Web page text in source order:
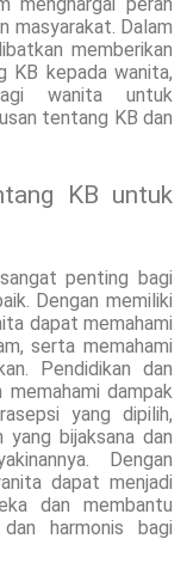
masyarakat. Dalam
memberikan
KB kepada wanita,
wanita untuk
tentang KB dan
KB untuk
penting bagi
Dengan memiliki
dapat memahami
serta memahami
Pendidikan dan
dampak
yang dipilih,
bijaksana dan
Dengan
dapat menjadi
dan membantu
harmonis bagi